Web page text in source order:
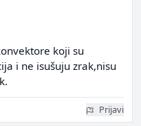
koji su
i ne isušuju zrak,nisu
Prijavi